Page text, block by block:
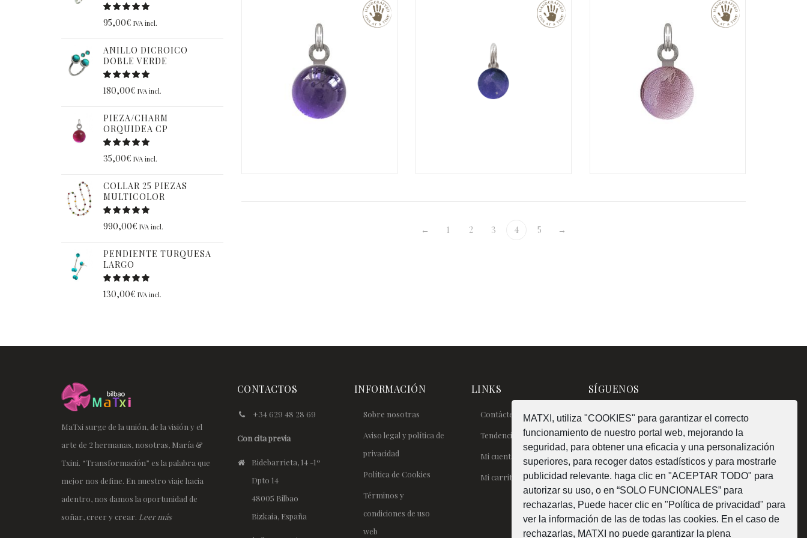
MATXI, utiliza "COOKIES" para garantizar el correcto
funcionamiento de nuestro portal web, mejorando la
seguridad, para obtener una eficacia y una personalización
superiores, para recoger datos estadísticos y para mostrarle
publicidad relevante. haga clic en "ACEPTAR TODO" para
autorizar su uso, o en “SOLO FUNCIONALES” para
rechazarlas, Puede hacer clic en "Política de privacidad" para
ver la información de las de todas las cookies. En el caso de
rechazarlas, MATXI no puede garantizar la plena
← 1 2 3 4 5 →
95,00€ IVA incl.
ANILLO DICROICO
DOBLE VERDE
180,00€ IVA incl.
PIEZA/CHARM
ORQUIDEA CP
35,00€ IVA incl.
COLLAR 25 PIEZAS
MULTICOLOR
990,00€ IVA incl.
PENDIENTE TURQUESA
LARGO
130,00€ IVA incl.
MaTxi surge de la unión, de la visión y el
arte de 2 hermanas, nosotras, María &
Txini. “Transformación” es la palabra que
mejor nos define. En nuestro viaje hacia
adentro, nos damos la oportunidad de
soñar, creer y crear. Leer más
CONTACTOS
+34 629 48 28 69
Con cita previa
Bidebarrieta, 14 -1º
Dpto 14
48005 Bilbao
Bizkaia, España
INFORMACIÓN
Sobre nosotras
Aviso legal y política de
privacidad
Política de Cookies
Términos y
condiciones de uso
web
LINKS
Contáctenos
Tendencias
Mi cuenta
Mi carrito
SÍGUENOS
¿Como fabricamos?
Web subvencionada por la Diputación Foral de